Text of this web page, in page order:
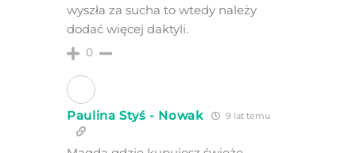
wyszła za sucha to wtedy należy
dodać więcej daktyli.
0
Paulina Styś - Nowak 9 lat temu